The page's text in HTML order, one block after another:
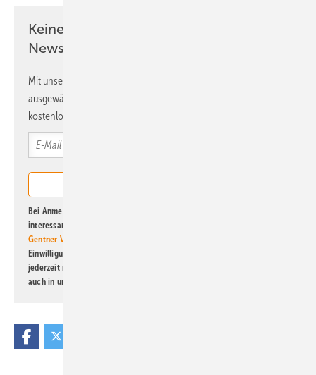
Keine Zeit? Kein Problem mit dem ERE
Newsletter!
Mit unserem Newsletter erhalten Sie regelmäßig von uns
ausgewählte Informationen und Neuigkeiten, gebündelt und
kostenlos direkt ins Postfach.
Bei Anmeldung zu diesem Newsletter bin ich damit einverstanden, über
interessante Verlags- und Online-Angebote
Gentner Verlag GmbH & Co. KG
Einwilligung kann ich jederzeit widerrufen und eine Abmeldung ist
jederzeit möglich. Informationen zum Umgang mit Daten finden Sie
auch in unserer